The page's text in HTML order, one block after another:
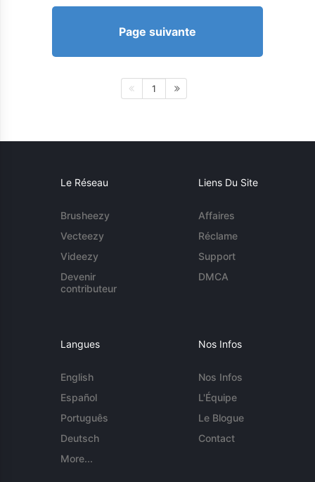
Page suivante
1
Le Réseau
Brusheezy
Vecteezy
Videezy
Devenir
contributeur
Liens Du Site
Affaires
Réclame
Support
DMCA
Langues
English
Español
Português
Deutsch
More...
Nos Infos
Nos Infos
L'Équipe
Le Blogue
Contact